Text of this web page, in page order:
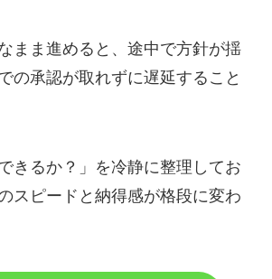
まま進めると、途中で方針が揺
の承認が取れずに遅延すること
きるか？」を冷静に整理してお
スピードと納得感が格段に変わ